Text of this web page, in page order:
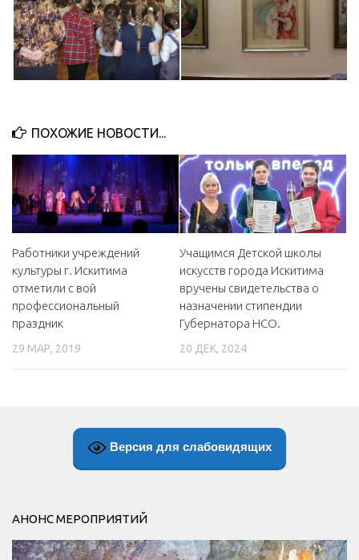
ПОХОЖИЕ НОВОСТИ...
Работники учреждений
культуры г. Искитима
отметили с вой
профессиональный
праздник
29 МАР, 2019
Учащимся Детской школы
искусств города Искитима
вручены свидетельства о
назначении стипендии
Губернатора НСО.
20 ДЕК, 2024
Версия для слабовидящих
АНОНС МЕРОПРИЯТИЙ